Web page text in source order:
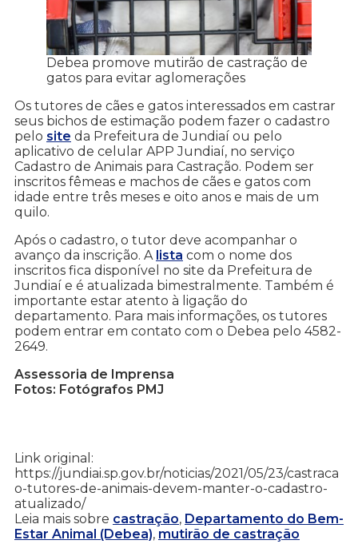
Debea promove mutirão de castração de
gatos para evitar aglomerações
Os tutores de cães e gatos interessados em castrar
seus bichos de estimação podem fazer o cadastro
pelo site da Prefeitura de Jundiaí ou pelo
aplicativo de celular APP Jundiaí, no serviço
Cadastro de Animais para Castração. Podem ser
inscritos fêmeas e machos de cães e gatos com
idade entre três meses e oito anos e mais de um
quilo.
Após o cadastro, o tutor deve acompanhar o
avanço da inscrição. A lista com o nome dos
inscritos fica disponível no site da Prefeitura de
Jundiaí e é atualizada bimestralmente. Também é
importante estar atento à ligação do
departamento. Para mais informações, os tutores
podem entrar em contato com o Debea pelo 4582-
2649.
Assessoria de Imprensa
Fotos: Fotógrafos PMJ
Link original:
https://jundiai.sp.gov.br/noticias/2021/05/23/castraca
o-tutores-de-animais-devem-manter-o-cadastro-
atualizado/
Leia mais sobre castração, Departamento do Bem-
Estar Animal (Debea), mutirão de castração